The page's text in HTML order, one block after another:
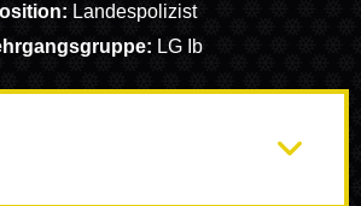
Landespolizist
LG Ib